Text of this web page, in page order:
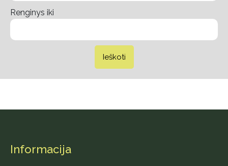
Renginys iki
Ieškoti
Informacija